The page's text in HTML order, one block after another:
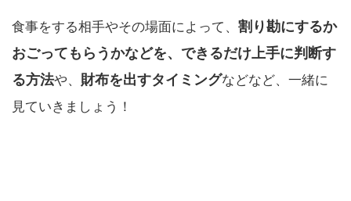
食事をする相手やその場面によって、 割り勘にするか
おごってもらうかなどを、できるだけ上手に判断す
る方法や、 財布を出すタイミングなどなど、一緒に
見ていきましょう！